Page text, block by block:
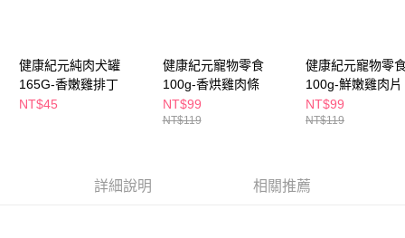
是否繳費成功／繳費後需取消欲退款等相關疑問，請聯繫「AFTEE先享後付
客戶支援中心」https://netprotections.freshdesk.com/support/home
【注意事項】
１．透過由恩沛科技股份有限公司提供之「AFTEE先享後付」服務完成之交
https://aftee.tw/terms/#terms3
每筆NT$65，滿NT$490(含以上)免運費
7-11取貨付款
每筆NT$65，滿NT$490(含以上)免運費
每筆NT$65，滿NT$490(含以上)免運費
健康紀元純肉犬罐
165G-香嫩雞排丁
NT$45
健康紀元寵物零食
100g-香烘雞肉條
NT$99
NT$119
健康紀元寵物零
100g-鮮嫩雞肉片
NT$99
NT$119
詳細說明 相關推薦